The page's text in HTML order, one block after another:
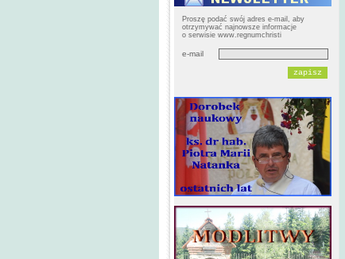
Proszę podać swój adres e-mail, aby
otrzymywać najnowsze informacje
o serwisie www.regnumchristi
e-mail